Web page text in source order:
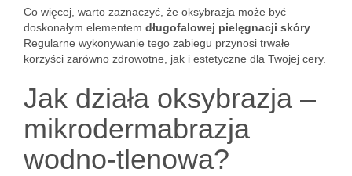
Co więcej, warto zaznaczyć, że oksybrazja może być
doskonałym elementem długofalowej pielęgnacji skóry
Regularne wykonywanie tego zabiegu przynosi trwałe
korzyści zarówno zdrowotne, jak i estetyczne dla Twojej cery.
Jak działa oksybrazja –
mikrodermabrazja
wodno-tlenowa?